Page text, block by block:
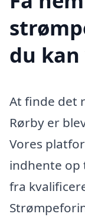
du
At finde det
Rørby er
Vores
indhente
fra